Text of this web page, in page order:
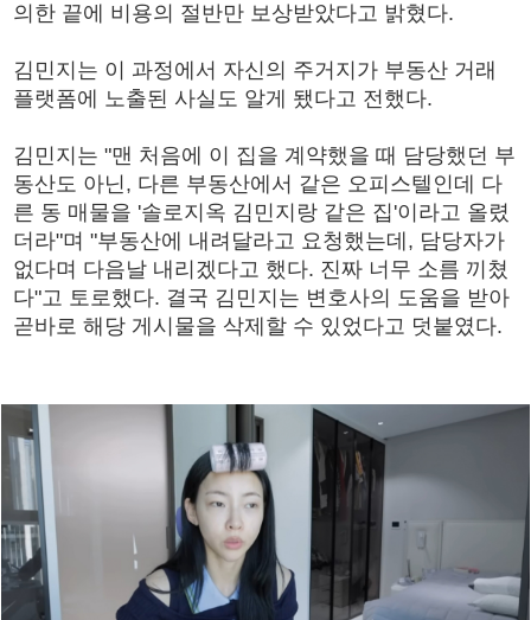
의한 끝에 비용의 절반만 보상받았다고 밝혔다.
김민지는 이 과정에서 자신의 주거지가 부동산 거래
플랫폼에 노출된 사실도 알게 됐다고 전했다.
김민지는 "맨 처음에 이 집을 계약했을 때 담당했던 부
동산도 아닌, 다른 부동산에서 같은 오피스텔인데 다
른 동 매물을 '솔로지옥 김민지랑 같은 집'이라고 올렸
더라"며 "부동산에 내려달라고 요청했는데, 담당자가
없다며 다음날 내리겠다고 했다. 진짜 너무 소름 끼쳤
다"고 토로했다. 결국 김민지는 변호사의 도움을 받아
곧바로 해당 게시물을 삭제할 수 있었다고 덧붙였다.